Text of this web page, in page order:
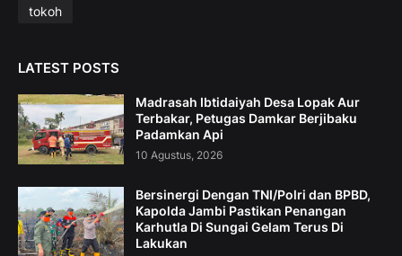
tokoh
LATEST POSTS
Madrasah Ibtidaiyah Desa Lopak Aur
Terbakar, Petugas Damkar Berjibaku
Padamkan Api
10 Agustus, 2026
Bersinergi Dengan TNI/Polri dan BPBD,
Kapolda Jambi Pastikan Penangan
Karhutla Di Sungai Gelam Terus Di
Lakukan